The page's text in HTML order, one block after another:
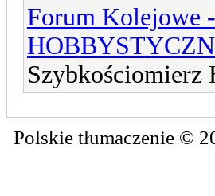
Forum Kolejowe
Szybkościomierz
Polskie tłumaczenie ©